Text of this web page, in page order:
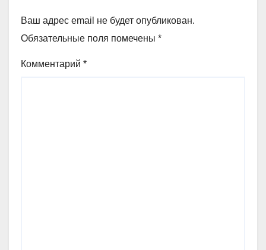
Ваш адрес email не будет опубликован.
Обязательные поля помечены *
Комментарий *